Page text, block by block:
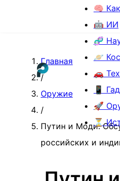
🧠
🤖 ИИ
🧬
🪐
🚗
📱
🚀
⏳
Главная
/
Оружие
/
Путин и Моди:
российских и